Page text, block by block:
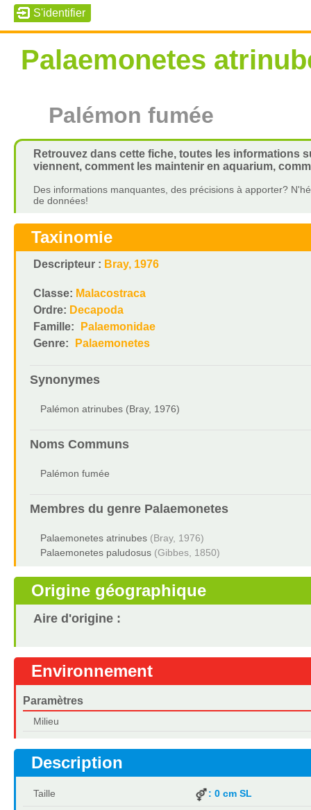
Palaemonetes
Palémon fumée
Retrouvez dans cette fiche, toutes les informations
viennent, comment les maintenir en aquarium,
Des informations manquantes, des précisions à apporter?
de données!
Taxinomie
Descripteur : Bray, 1976
Classe: Malacostraca
Ordre: Decapoda
Famille:
Palaemonidae
Genre:
Palaemonetes
Synonymes
Palémon atrinubes (Bray, 1976)
Noms Communs
Palémon fumée
Membres du genre Palaemonetes
Palaemonetes atrinubes (Bray, 1976)
Palaemonetes paludosus (Gibbes, 1850)
Origine géographique
Aire d'origine :
Environnement
Paramètres
Milieu
Description
Taille : 0 cm SL